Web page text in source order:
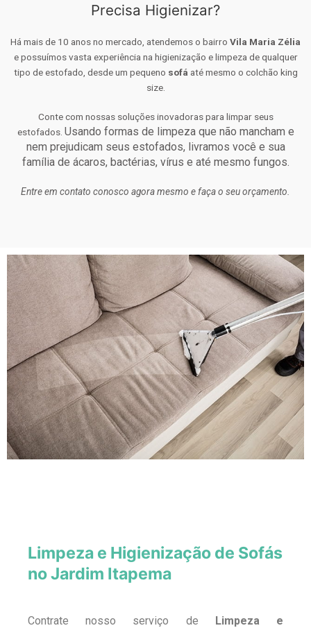
Precisa Higienizar?
Há mais de 10 anos no mercado, atendemos o bairro Vila Maria Zélia
e possuímos vasta experiência na higienização e limpeza de qualquer
tipo de estofado, desde um pequeno sofá até mesmo o colchão king
size.
Conte com nossas soluções inovadoras para limpar seus
estofados. Usando formas de limpeza que não mancham e
nem prejudicam seus estofados, livramos você e sua
família de ácaros, bactérias, vírus e até mesmo fungos.
Entre em contato conosco agora mesmo e faça o seu orçamento.
Limpeza e Higienização de Sofás
no Jardim Itapema
Contrate nosso serviço de Limpeza e